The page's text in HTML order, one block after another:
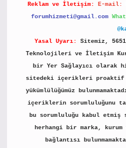
Reklam ve İletişim: E-mail:
forumhizmeti@gmail.com
Yasal Uyarı:
Sitemiz,
Teknolojileri ve İletişim
bir Yer Sağlayıcı olarak
sitedeki içerikleri proaktif
yükümlülüğümüz
içeriklerin sorumluluğunu
bu sorumluluğu kabul
herhangi bir marka,
bağlantısı